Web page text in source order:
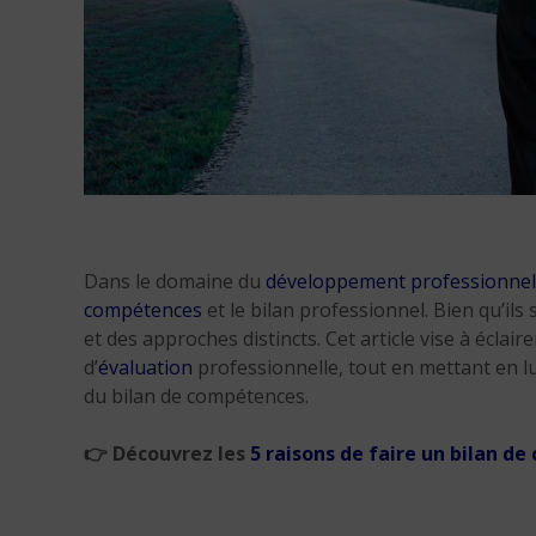
Dans le domaine du développement professionnel
compétences et le bilan professionnel. Bien
et des approches distincts. Cet article vise à
d’évaluation professionnelle, tout en mettant en
du bilan de compétences.
👉 Découvrez les 5 raisons de faire un bilan de